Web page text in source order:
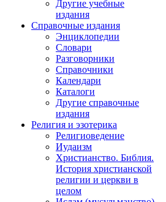
Другие учебные
издания
Справочные издания
Энциклопедии
Словари
Разговорники
Справочники
Календари
Каталоги
Другие справочные
издания
Религия и эзотерика
Религиоведение
Иудаизм
Христианство. Библия.
История христианской
религии и церкви в
целом